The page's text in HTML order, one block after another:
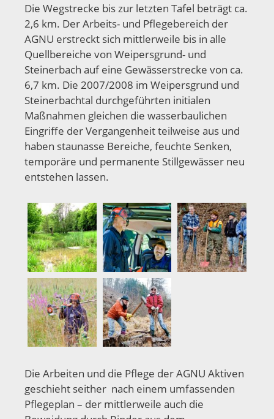
Die Wegstrecke bis zur letzten Tafel beträgt ca.
2,6 km. Der Arbeits- und Pflegebereich der
AGNU erstreckt sich mittlerweile bis in alle
Quellbereiche von Weipersgrund- und
Steinerbach auf eine Gewässerstrecke von ca.
6,7 km. Die 2007/2008 im Weipersgrund und
Steinerbachtal durchgeführten initialen
Maßnahmen gleichen die wasserbaulichen
Eingriffe der Vergangenheit teilweise aus und
haben staunasse Bereiche, feuchte Senken,
temporäre und permanente Stillgewässer neu
entstehen lassen.
Die Arbeiten und die Pflege der AGNU Aktiven
geschieht seither nach einem umfassenden
Pflegeplan – der mittlerweile auch die